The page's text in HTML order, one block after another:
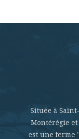
Située à
Montérégie
est une ferme